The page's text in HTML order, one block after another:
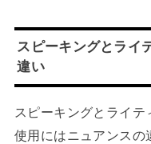
スピーキングとライ
違い
スピーキングとライ
使用にはニュアンスの